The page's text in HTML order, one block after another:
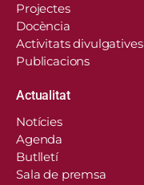
Projectes
Docència
Activitats divulgatives
Publicacions
Actualitat
Notícies
Agenda
Butlletí
Sala de premsa